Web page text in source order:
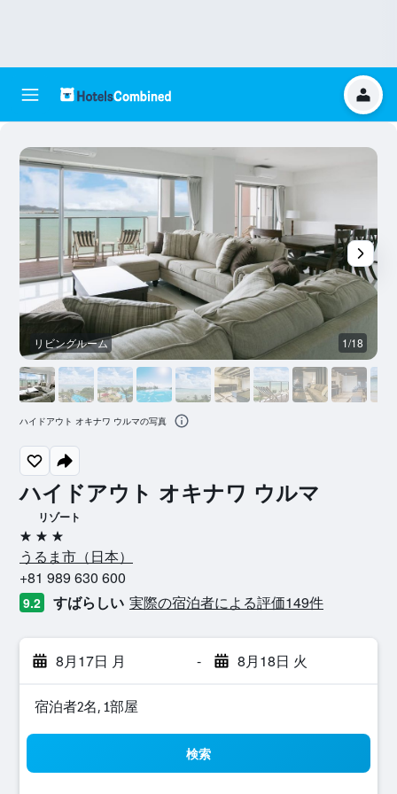
ハイドアウト オキナワ ウルマ
リゾート
3つ星
うるま市​（日本​）​
+81 989 630 600
9.2 すばらしい 実際の宿泊者による評価149​件
8月17日 月 - 8月18日 火
宿泊者2名, 1​部屋
検索
リビングルーム 1/18
ハイドアウト オキナワ ウルマの写真